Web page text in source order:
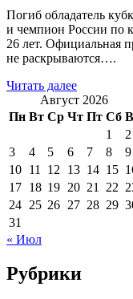
Погиб обладатель
и чемпион России по
26 лет. Официальная
не раскрываются….
Читать далее
Август 2026
Пн Вт Ср Чт Пт Сб
1
2
3
4 5 6 7 8
9
10 11 12 13 14 15
17 18 19 20 21 22
24 25 26 27 28 29
31
« Июл
Рубрики